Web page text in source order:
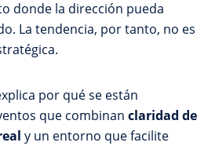
donde la dirección pueda
La tendencia, por tanto, no es
por qué se están
que combinanclaridad de
y un entorno que facilite